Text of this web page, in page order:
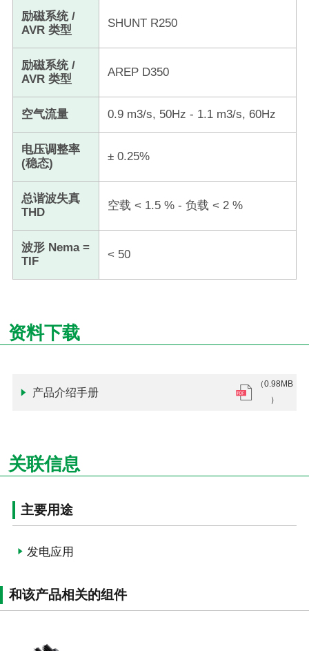
励磁系统 /
AVR 类型
SHUNT R250
励磁系统 /
AVR 类型
AREP D350
空气流量 0.9 m3/s, 50Hz - 1.1 m3/s, 60Hz
​电压调整率
(稳态)
± 0.25%
总谐波失真
THD
空载 < 1.5 ​​% - 负载 < 2 ​​%
波形 Nema =
TIF
< 50​
资料下载
产品介绍手册
（0.98MB
）
关联信息
主要用途
发电应用
和该产品相关的组件